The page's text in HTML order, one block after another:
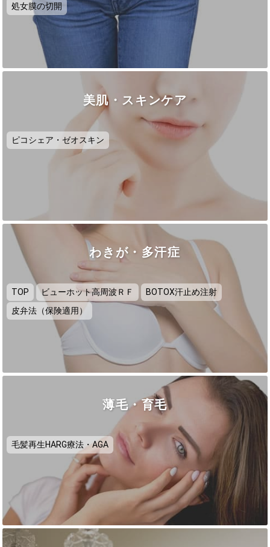
処女膜の切開
美肌・スキンケア
ピコシェア・ゼオスキン
わきが・多汗症
TOP ビューホット高周波ＲＦ
BOTOX汗止め注射
皮弁法（保険適用）
薄毛・育毛
毛髪再生HARG療法・AGA